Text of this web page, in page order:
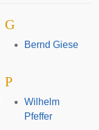
G
Bernd Giese
P
Wilhelm
Pfeffer